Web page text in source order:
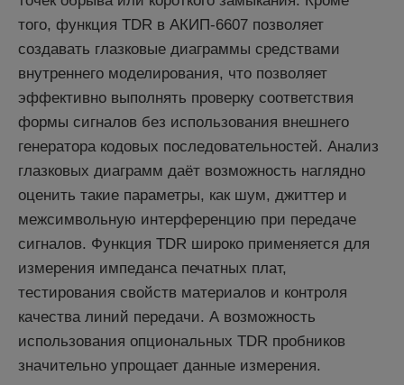
того, функция TDR в АКИП-6607 позволяет
создавать глазковые диаграммы средствами
внутреннего моделирования, что позволяет
эффективно выполнять проверку соответствия
формы сигналов без использования внешнего
генератора кодовых последовательностей. Анализ
глазковых диаграмм даёт возможность наглядно
оценить такие параметры, как шум, джиттер и
межсимвольную интерференцию при передаче
сигналов. Функция TDR широко применяется для
измерения импеданса печатных плат,
тестирования свойств материалов и контроля
качества линий передачи. А возможность
использования опциональных TDR пробников
значительно упрощает данные измерения.